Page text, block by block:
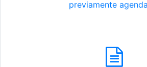
previamente